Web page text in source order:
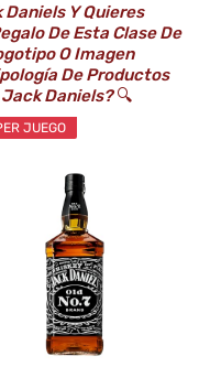
Daniels Y Quieres
De Esta Clase De
O Imagen
De Productos
Jack Daniels?🔍
JUEGO